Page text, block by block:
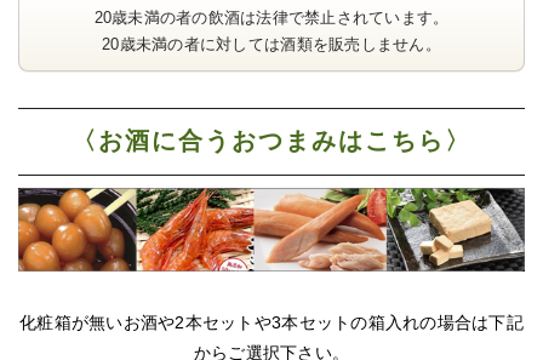
20歳未満の者の飲酒は法律で禁止されています。
20歳未満の者に対しては酒類を販売しません。
〈お酒に合うおつまみはこちら〉
化粧箱が無いお酒や2本セットや3本セットの箱入れの場合は下記
からご選択下さい。